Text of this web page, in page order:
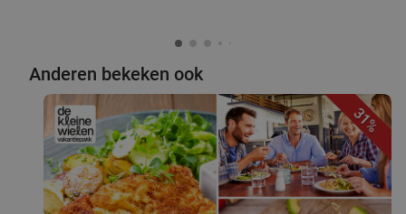
Anderen bekeken ook
31%